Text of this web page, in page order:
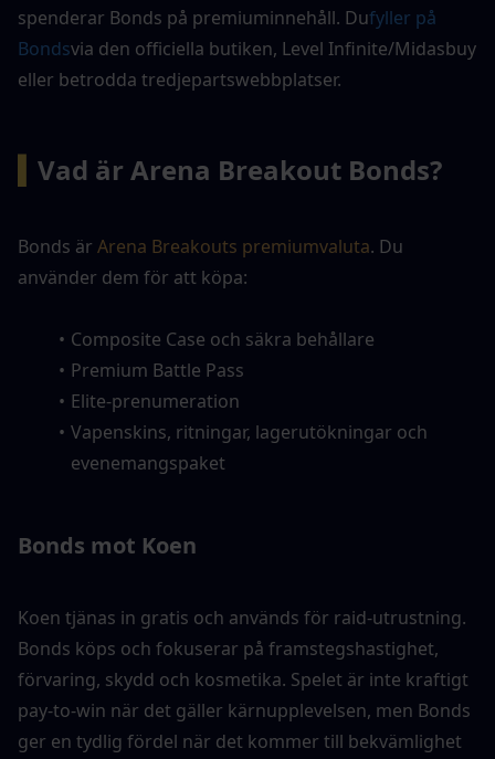
spenderar Bonds på premiuminnehåll. Dufyller på
Bondsvia den officiella butiken, Level Infinite/Midasbuy
eller betrodda tredjepartswebbplatser.
Vad är Arena Breakout Bonds?
Bonds är Arena Breakouts premiumvaluta. Du
använder dem för att köpa:
Composite Case och säkra behållare
Premium Battle Pass
Elite-prenumeration
Vapenskins, ritningar, lagerutökningar och
evenemangspaket
Bonds mot Koen
Koen tjänas in gratis och används för raid-utrustning.
Bonds köps och fokuserar på framstegshastighet,
förvaring, skydd och kosmetika. Spelet är inte kraftigt
pay-to-win när det gäller kärnupplevelsen, men Bonds
ger en tydlig fördel när det kommer till bekvämlighet